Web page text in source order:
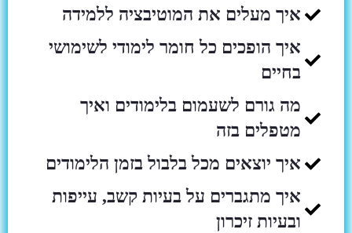
איך מעלים את המוטיבציה ללמידה
איך הופכים כל חומר לימודי לשימושי
בחיים
מה גורם לשעמום בלימודים ואיך
מטפלים בזה
איך יוצאים מכל בלבול בזמן הלימודים
איך מתגברים על בעיות קשב, עייפות
ובעיות זיכרון